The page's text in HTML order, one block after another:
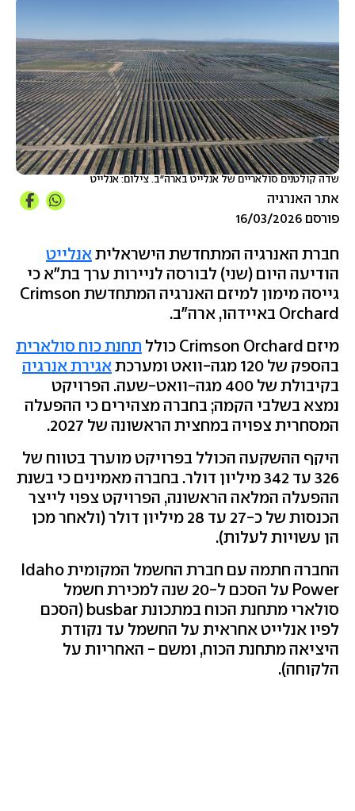
שדה קולטנים סולאריים של אנלייט בארה"ב. צילום: אנלייט
אתר האנרגיה
פורסם 16/03/2026
חברת האנרגיה המתחדשת הישראליתאנלייט
הודיעה היום (שני) לבורסה לניירות ערך בת"א כי
גייסה מימון למיזם האנרגיה המתחדשת Crimson
Orchard באיידהו, ארה"ב.
מיזם Crimson Orchard כולל
תחנת כוח סולארית
בהספק של 120 מגה-וואט ומערכת
אגירת אנרגיה
בקיבולת של 400 מגה-וואט-שעה. הפרויקט
נמצא בשלבי הקמה; בחברה מצהירים כי ההפעלה
המסחרית צפויה במחצית הראשונה של 2027.
היקף ההשקעה הכולל בפרויקט מוערך בטווח של
326 עד 342 מיליון דולר. בחברה מאמינים כי בשנת
ההפעלה המלאה הראשונה, הפרויקט צפוי לייצר
הכנסות של כ-27 עד 28 מיליון דולר (ולאחר מכן
הן עשויות לעלות).
החברה חתמה עם חברת החשמל המקומית Idaho
Power על הסכם ל-20 שנה למכירת חשמל
סולארי מתחנת הכוח במתכונת busbar (הסכם
לפיו אנלייט אחראית על החשמל עד נקודת
היציאה מתחנת הכוח, ומשם - האחריות על
הלקוחה).